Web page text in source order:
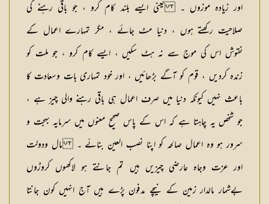
اور زیادہ موزوں ۔ یعنی ایسے بلند کام کرو ، جو باقی رہنے کی
صلاحیت رکھتے ہوں ، دنیا مٹ جائے ، مگر تمہارے اعمال کے
نقوش اس کی موج سے نہ ہٹ سکیں ، ایسے کام کرو ، جو ملت کو
زندہ کردیں ، قوم کو آگے بڑھائیں ، اور خود تمہاری بات وسعادت کا
باعث نہیں کیونکہ دنیا میں صرف اعمال ہی باقی رہنے والی چیز ہے ،
جو شخص یہ چاہتا ہے کہ اس کے پاس صحیح معنوں میں سرمایہ بہجت و
سرور ہو وہ اعمال صالحہ کو اپنا نصب العین بنائے ۔ مال ودولت
اور عزت وجاہ عارضی چیزیں ہیں تم جانتے ہو لاکھوں کروڑوں
بےشمار مالدار زمین کے نیچے مدفون پڑے ہیں آج انہیں کون جانتا